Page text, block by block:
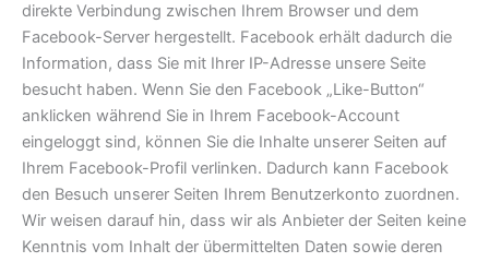
direkte Verbindung zwischen Ihrem Browser und dem
Facebook-Server hergestellt. Facebook erhält dadurch die
Information, dass Sie mit Ihrer IP-Adresse unsere Seite
besucht haben. Wenn Sie den Facebook „Like-Button“
anklicken während Sie in Ihrem Facebook-Account
eingeloggt sind, können Sie die Inhalte unserer Seiten auf
Ihrem Facebook-Profil verlinken. Dadurch kann Facebook
den Besuch unserer Seiten Ihrem Benutzerkonto zuordnen.
Wir weisen darauf hin, dass wir als Anbieter der Seiten keine
Kenntnis vom Inhalt der übermittelten Daten sowie deren